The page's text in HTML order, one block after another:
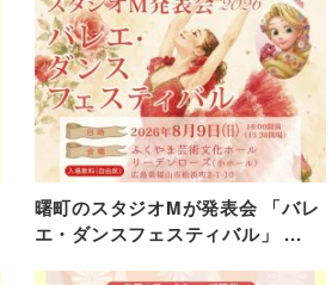
曙町のスタジオMが発表会 「バレ
エ・ダンスフェスティバル」 ...